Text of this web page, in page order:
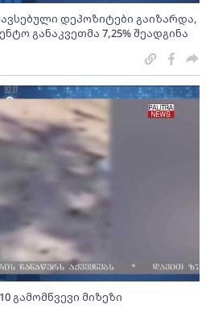
დეპოზიტები გაიზარდა,
განაკვეთმა 7,25% შეადგინა
გამომწვევი მიზეზი